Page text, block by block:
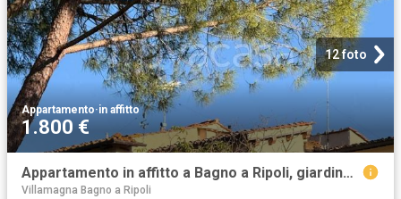
12 foto
Appartamento·in affitto
1.800 €
Appartamento in affitto a Bagno a Ripoli, giardino privato, posto auto, terrazzo TrovaCasa
Villamagna Bagno a Ripoli